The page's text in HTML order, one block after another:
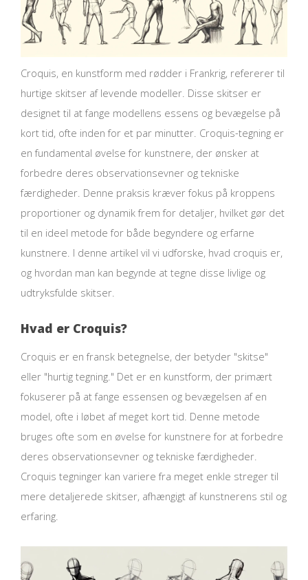
Croquis, en kunstform med rødder i Frankrig, refererer til
hurtige skitser af levende modeller. Disse skitser er
designet til at fange modellens essens og bevægelse på
kort tid, ofte inden for et par minutter. Croquis-tegning er
en fundamental øvelse for kunstnere, der ønsker at
forbedre deres observationsevner og tekniske
færdigheder. Denne praksis kræver fokus på kroppens
proportioner og dynamik frem for detaljer, hvilket gør det
til en ideel metode for både begyndere og erfarne
kunstnere. I denne artikel vil vi udforske, hvad croquis er,
og hvordan man kan begynde at tegne disse livlige og
udtryksfulde skitser.
Hvad er Croquis?
Croquis er en fransk betegnelse, der betyder "skitse"
eller "hurtig tegning." Det er en kunstform, der primært
fokuserer på at fange essensen og bevægelsen af en
model, ofte i løbet af meget kort tid. Denne metode
bruges ofte som en øvelse for kunstnere for at forbedre
deres observationsevner og tekniske færdigheder.
Croquis tegninger kan variere fra meget enkle streger til
mere detaljerede skitser, afhængigt af kunstnerens stil og
erfaring.